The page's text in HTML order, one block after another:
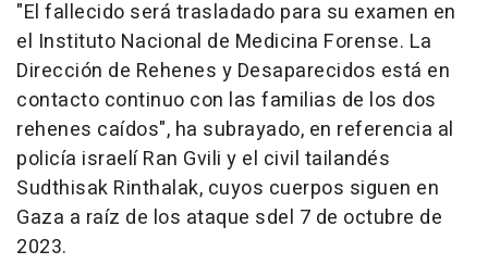
"El fallecido será trasladado para su examen en
el Instituto Nacional de Medicina Forense. La
Dirección de Rehenes y Desaparecidos está en
contacto continuo con las familias de los dos
rehenes caídos", ha subrayado, en referencia al
policía israelí Ran Gvili y el civil tailandés
Sudthisak Rinthalak, cuyos cuerpos siguen en
Gaza a raíz de los ataque sdel 7 de octubre de
2023.